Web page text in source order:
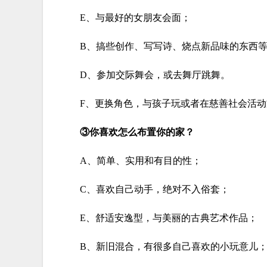
E、与最好的女朋友会面；
B、搞些创作、写写诗、烧点新品味的东西等
D、参加交际舞会，或去舞厅跳舞。
F、更换角色，与孩子玩或者在慈善社会活动
③你喜欢怎么布置你的家？
A、简单、实用和有目的性；
C、喜欢自己动手，绝对不入俗套；
E、舒适安逸型，与美丽的古典艺术作品；
B、新旧混合，有很多自己喜欢的小玩意儿；